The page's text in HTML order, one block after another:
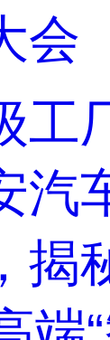
会
工
汽
揭